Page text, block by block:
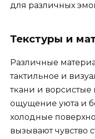
для различных
Текстуры и
Различные
тактильное и
ткани и
ощущение уюта и
холодные
вызывают чувство